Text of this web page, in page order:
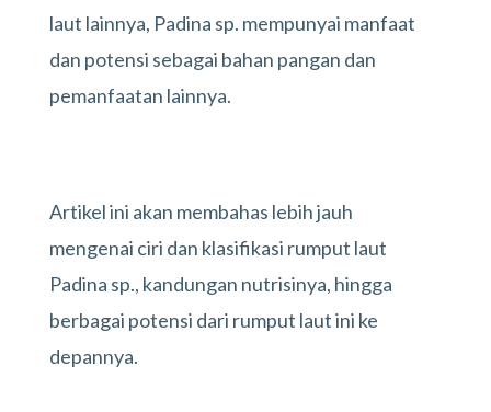
laut lainnya, Padina sp. mempunyai manfaat
dan potensi sebagai bahan pangan dan
pemanfaatan lainnya.
Artikel ini akan membahas lebih jauh
mengenai ciri dan klasifikasi rumput laut
Padina sp., kandungan nutrisinya, hingga
berbagai potensi dari rumput laut ini ke
depannya.